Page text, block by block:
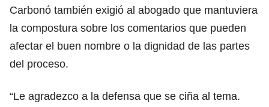
Carbonó también exigió al abogado que mantuviera
la compostura sobre los comentarios que pueden
afectar el buen nombre o la dignidad de las partes
del proceso.
“Le agradezco a la defensa que se ciña al tema.